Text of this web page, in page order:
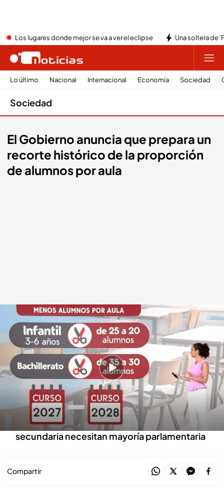
Los lugares donde mejor se va a ver el eclipse Una soltera de
Lo último Nacional Internacional Economía Sociedad
Sociedad
El Gobierno anuncia que prepara un
recorte histórico de la proporción
de alumnos por aula
El Gobierno anuncia que prepara un recorte histórico de la proporción de
Cuatro
Beatriz Benayas
24 JUN 2026 - 20:45h.
En las aulas de los bebés más pequeños, se
pasa de 8 a como mucho 4 bebés
La rebaja de ratios en las clases de primaria y
secundaria necesitan mayoría parlamentaria
Compartir